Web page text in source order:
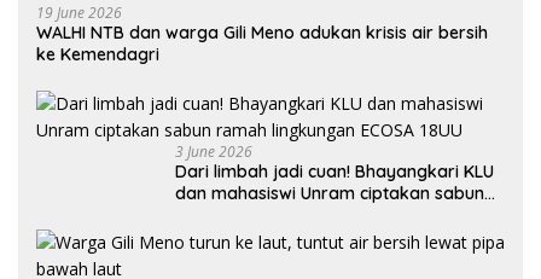
19 June 2026
WALHI NTB dan warga Gili Meno adukan krisis air bersih
ke Kemendagri
3 June 2026
Dari limbah jadi cuan! Bhayangkari KLU
dan mahasiswi Unram ciptakan sabun